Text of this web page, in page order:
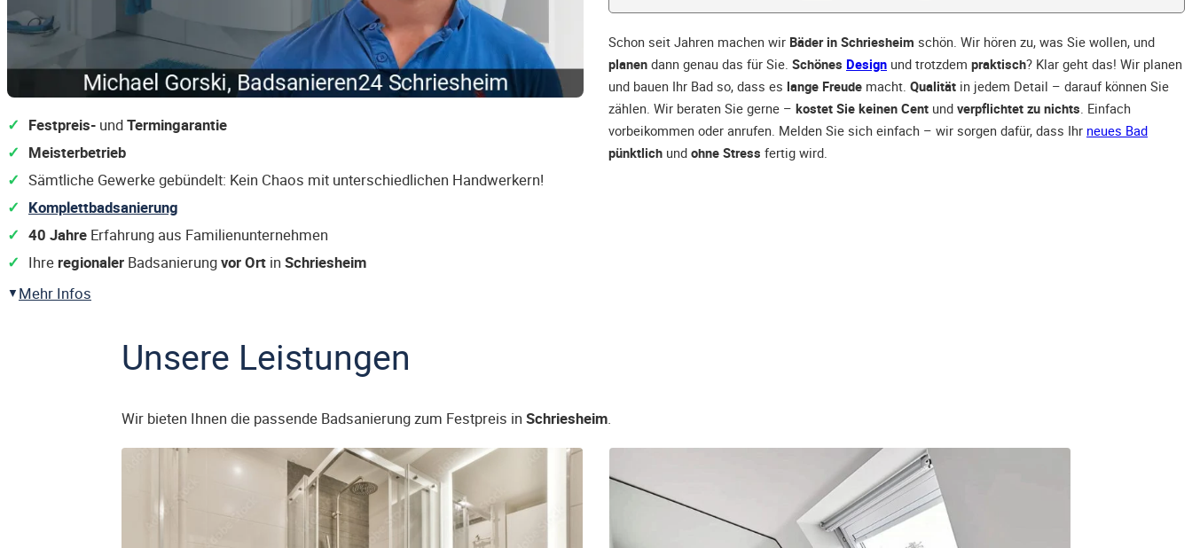
Festpreis- undTermingarantie
Meisterbetrieb
Sämtliche Gewerke gebündelt: Kein Chaos mit unterschiedlichen Handwerkern!
Komplettbadsanierung
40 Jahre Erfahrung aus Familienunternehmen
Ihre regionaler Badsanierungvor Ort in Schriesheim
Mehr Infos
Schon seit Jahren machen wir Bäder in Schriesheim schön. Wir hören zu, was Sie wollen, und
planen dann genau das für Sie. Schönes Design und trotzdem praktisch? Klar geht das! Wir planen
und bauen Ihr Bad so, dass es lange Freude macht. Qualität in jedem Detail – darauf können Sie
zählen. Wir beraten Sie gerne – kostet Sie keinen Cent und verpflichtet zu nichts. Einfach
vorbeikommen oder anrufen. Melden Sie sich einfach – wir sorgen dafür, dass Ihr neues Bad
pünktlich und ohne Stress fertig wird.
Unsere Leistungen
Wir bieten Ihnen die passende Badsanierung zum Festpreis in Schriesheim.